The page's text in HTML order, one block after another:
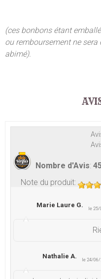
(ces bonbons étant
ou remboursement ne
abimé).
Nombre d'Avis: 45
Note du produit:
Marie Laure G. le
Nathalie A. le 24/06/